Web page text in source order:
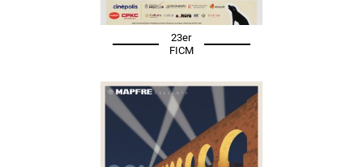
23er
FICM